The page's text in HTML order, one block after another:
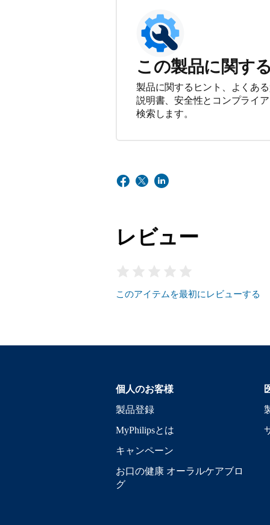
この製品に関す
製品に関するヒント、よくあ
説明書、安全性とコンプライ
検索します。
レビュー
このアイテムを最初にレビューする
個人のお客様
製品登録
MyPhilipsとは
キャンペーン
お口の健康 オーラルケアブロ
グ